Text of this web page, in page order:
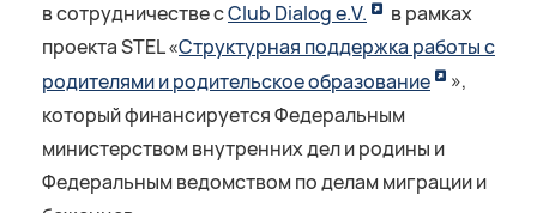
в сотрудничестве сClub Dialog e.V.
в рамках
проекта STEL «Структурная поддержка работы с
родителями и родительское образование
»,
который финансируется Федеральным
министерством внутренних дел и родины и
Федеральным ведомством по делам миграции и